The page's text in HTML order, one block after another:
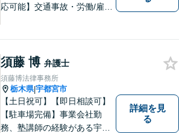
応可能】交通事故・労働/雇用
い。
須藤 博 弁護士
須藤博法律事務所
栃木県|宇都宮市
【土日祝可】【即日相談可】
【駐車場完備】事業会社勤
務、塾講師の経験がある宇都
詳細を見
る